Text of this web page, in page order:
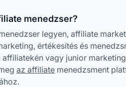
menedzser?
legyen, affiliate
értékesítés és
vagy junior
az affiliate menedzsment